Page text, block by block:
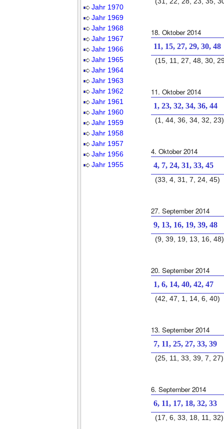
Jahr 1970
Jahr 1969
Jahr 1968
Jahr 1967
Jahr 1966
Jahr 1965
Jahr 1964
Jahr 1963
Jahr 1962
Jahr 1961
Jahr 1960
Jahr 1959
Jahr 1958
Jahr 1957
Jahr 1956
Jahr 1955
18. Oktober 2014
11, 15, 27, 29, 30, 48
(15, 11, 27, 48, 30,
11. Oktober 2014
1, 23, 32, 34, 36, 44
(1, 44, 36, 34, 32, 23)
4. Oktober 2014
4, 7, 24, 31, 33, 45
(33, 4, 31, 7, 24, 45)
27. September 2014
9, 13, 16, 19, 39, 48
(9, 39, 19, 13, 16, 48)
20. September 2014
1, 6, 14, 40, 42, 47
(42, 47, 1, 14, 6, 40)
13. September 2014
7, 11, 25, 27, 33, 39
(25, 11, 33, 39, 7, 27)
6. September 2014
6, 11, 17, 18, 32, 33
(17, 6, 33, 18, 11, 32)